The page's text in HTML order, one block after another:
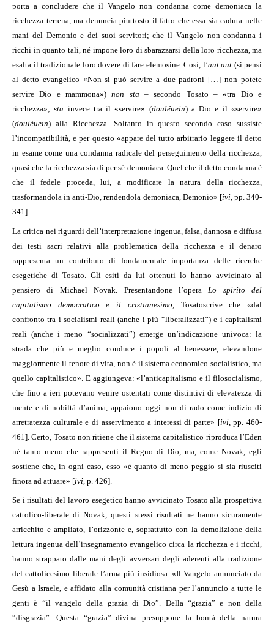
porta a concludere che il Vangelo non condanna come demoniaca la
ricchezza terrena, ma denuncia piuttosto il fatto che essa sia caduta nelle
mani del Demonio e dei suoi servitori; che il Vangelo non condanna i
ricchi in quanto tali, né impone loro di sbarazzarsi della loro ricchezza, ma
esalta il tradizionale loro dovere di fare elemosine. Così, l’aut aut (si pensi
al detto evangelico «Non si può servire a due padroni […] non potete
servire Dio e mammona»)non sta – secondo Tosato – «tra Dio e
ricchezza»;sta invece tra il «servire» (douléuein) a Dio e il «servire»
(douléuein) alla Ricchezza. Soltanto in questo secondo caso sussiste
l’incompatibilità, e per questo «appare del tutto arbitrario leggere il detto
in esame come una condanna radicale del perseguimento della ricchezza,
quasi che la ricchezza sia di per sé demoniaca. Quel che il detto condanna è
che il fedele proceda, lui, a modificare la natura della ricchezza,
trasformandola in anti-Dio, rendendola demoniaca, Demonio» [ivi, pp. 340-
341].
La critica nei riguardi dell’interpretazione ingenua, falsa, dannosa e diffusa
dei testi sacri relativi alla problematica della ricchezza e il denaro
rappresenta un contributo di fondamentale importanza delle ricerche
esegetiche di Tosato. Gli esiti da lui ottenuti lo hanno avvicinato al
pensiero di Michael Novak. Presentandone l’opera Lo spirito del
capitalismo democratico e il cristianesimo , Tosatoscrive che «dal
confronto tra i socialismi reali (anche i più “liberalizzati”) e i capitalismi
reali (anche i meno “socializzati”) emerge un’indicazione univoca: la
strada che più e meglio conduce i popoli al benessere, elevandone
maggiormente il tenore di vita, non è il sistema economico socialistico, ma
quello capitalistico». E aggiungeva: «l’anticapitalismo e il filosocialismo,
che fino a ieri potevano venire ostentati come distintivi di elevatezza di
mente e di nobiltà d’anima, appaiono oggi non di rado come indizio di
arretratezza culturale e di asservimento a interessi di parte» [ivi, pp. 460-
461]. Certo, Tosato non ritiene che il sistema capitalistico riproduca l’Eden
né tanto meno che rappresenti il Regno di Dio, ma, come Novak, egli
sostiene che, in ogni caso, esso «è quanto di meno peggio si sia riusciti
finora ad attuare» [ivi , p. 426].
Se i risultati del lavoro esegetico hanno avvicinato Tosato alla prospettiva
cattolico-liberale di Novak, questi stessi risultati ne hanno sicuramente
arricchito e ampliato, l’orizzonte e, soprattutto con la demolizione della
lettura ingenua dell’insegnamento evangelico circa la ricchezza e i ricchi,
hanno strappato dalle mani degli avversari degli aderenti alla tradizione
del cattolicesimo liberale l’arma più insidiosa. «Il Vangelo annunciato da
Gesù a Israele, e affidato alla comunità cristiana per l’annuncio a tutte le
genti è “il vangelo della grazia di Dio”. Della “grazia” e non della
“disgrazia”. Questa “grazia” divina presuppone la bontà della natura